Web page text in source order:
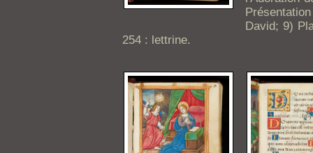
David; 9)
254 : lettrine.